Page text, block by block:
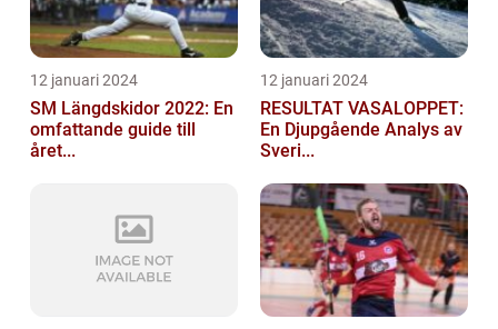
12 januari 2024
SM Längdskidor 2022: En
omfattande guide till
året...
12 januari 2024
RESULTAT VASALOPPET:
En Djupgående Analys av
Sveri...